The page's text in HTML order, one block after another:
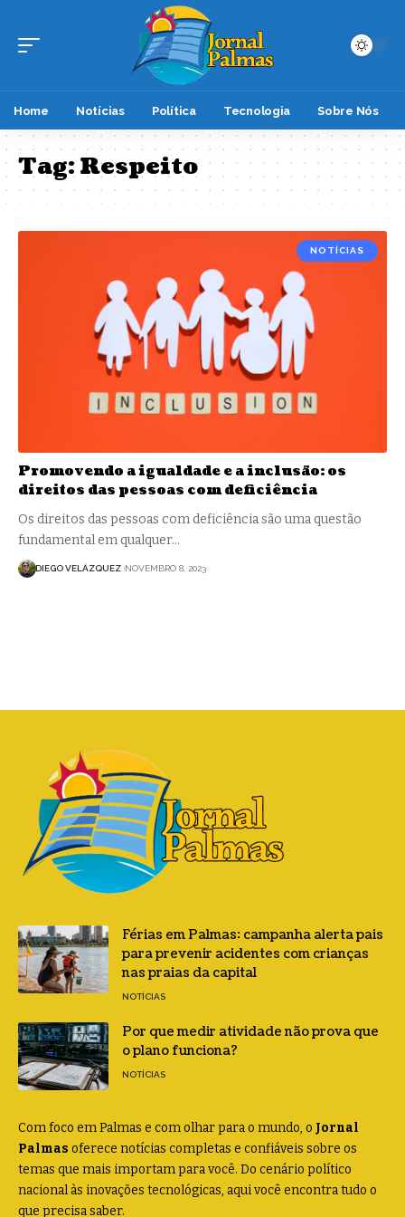
Home Notícias Política Tecnologia Sobre Nós
Tag:Respeito
NOTÍCIAS
Promovendo a igualdade e a inclusão: os
direitos das pessoas com deficiência
Os direitos das pessoas com deficiência são uma questão
fundamental em qualquer…
DIEGO VELÁZQUEZ NOVEMBRO 8, 2023
Férias em Palmas: campanha alerta pais
para prevenir acidentes com crianças
nas praias da capital
NOTÍCIAS
Por que medir atividade não prova que
o plano funciona?
NOTÍCIAS
Com foco em Palmas e com olhar para o mundo, o Jornal
Palmas oferece notícias completas e confiáveis sobre os
temas que mais importam para você. Do cenário político
nacional às inovações tecnológicas, aqui você encontra tudo o
que precisa saber.